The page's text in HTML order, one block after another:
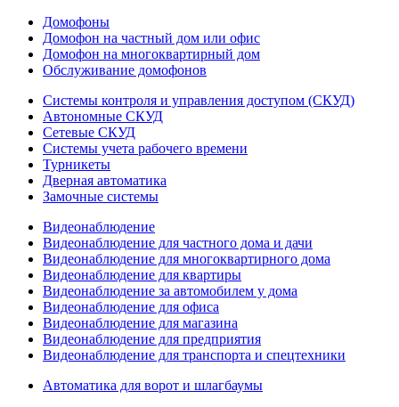
Домофоны
Домофон на частный дом или офис
Домофон на многоквартирный дом
Обслуживание домофонов
Системы контроля и управления доступом (СКУД)
Автономные СКУД
Сетевые СКУД
Системы учета рабочего времени
Турникеты
Дверная автоматика
Замочные системы
Видеонаблюдение
Видеонаблюдение для частного дома и дачи
Видеонаблюдение для многоквартирного дома
Видеонаблюдение для квартиры
Видеонаблюдение за автомобилем у дома
Видеонаблюдение для офиса
Видеонаблюдение для магазина
Видеонаблюдение для предприятия
Видеонаблюдение для транспорта и спецтехники
Автоматика для ворот и шлагбаумы